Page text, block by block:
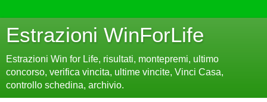
Estrazioni WinForLife
Estrazioni Win for Life, risultati, montepremi, ultimo
concorso, verifica vincita, ultime vincite, Vinci Casa,
controllo schedina, archivio.